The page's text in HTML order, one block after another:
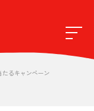
るキャンペーン